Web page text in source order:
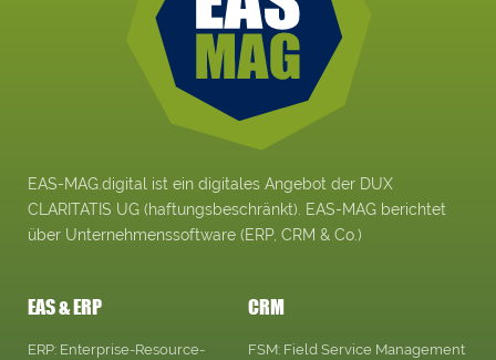
EAS-MAG.digital ist ein digitales Angebot der DUX
CLARITATIS UG (haftungsbeschränkt). EAS-MAG berichtet
über Unternehmenssoftware (ERP, CRM & Co.)
EAS & ERP
ERP: Enterprise-Resource-
CRM
FSM: Field Service Management